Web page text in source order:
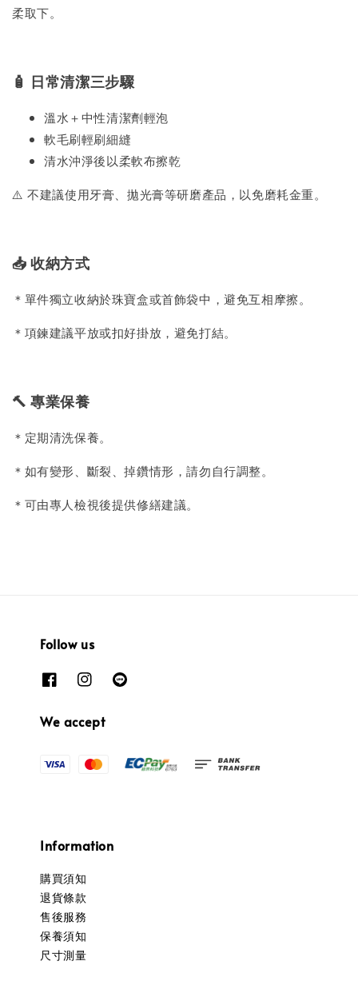
柔取下。
🧴 日常清潔三步驟
溫水＋中性清潔劑輕泡
軟毛刷輕刷細縫
清水沖淨後以柔軟布擦乾
⚠️ 不建議使用牙膏、拋光膏等研磨產品，以免磨耗金重。
📥 收納方式
＊單件獨立收納於珠寶盒或首飾袋中，避免互相摩擦。
＊項鍊建議平放或扣好掛放，避免打結。
🔨 專業保養
＊定期清洗保養。
＊如有變形、斷裂、掉鑽情形，請勿自行調整。
＊可由專人檢視後提供修繕建議。
Follow us
We accept
Information
購買須知
退貨條款
售後服務
保養須知
尺寸測量